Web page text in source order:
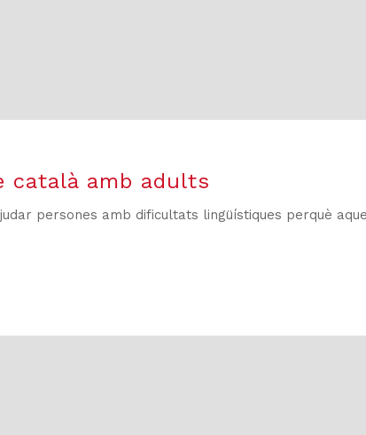
català amb adults
persones amb dificultats lingüístiques perquè